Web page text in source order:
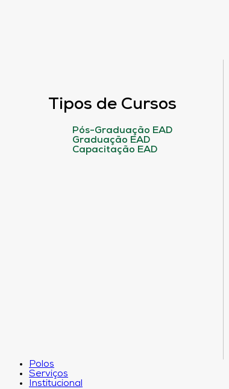
Tipos de Cursos
Pós-Graduação EAD
Graduação EAD
Capacitação EAD
Polos
Serviços
Institucional